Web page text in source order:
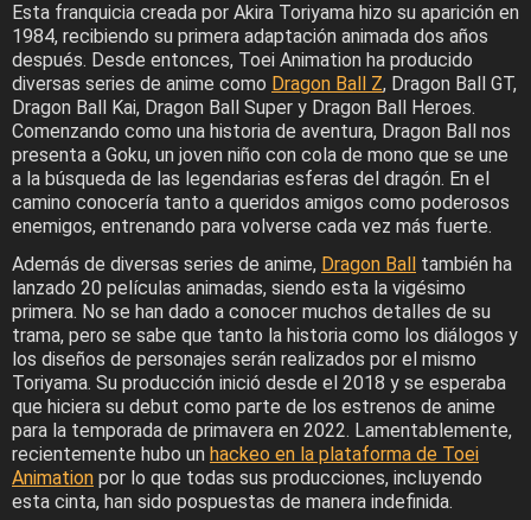
Esta franquicia creada por Akira Toriyama hizo su aparición en
1984, recibiendo su primera adaptación animada dos años
después. Desde entonces, Toei Animation ha producido
diversas series de anime como Dragon Ball Z, Dragon Ball GT,
Dragon Ball Kai, Dragon Ball Super y Dragon Ball Heroes.
Comenzando como una historia de aventura, Dragon Ball nos
presenta a Goku, un joven niño con cola de mono que se une
a la búsqueda de las legendarias esferas del dragón. En el
camino conocería tanto a queridos amigos como poderosos
enemigos, entrenando para volverse cada vez más fuerte.
Además de diversas series de anime, Dragon Ball
también ha
lanzado 20 películas animadas, siendo esta la vigésimo
primera. No se han dado a conocer muchos detalles de su
trama, pero se sabe que tanto la historia como los diálogos y
los diseños de personajes serán realizados por el mismo
Toriyama. Su producción inició desde el 2018 y se esperaba
que hiciera su debut como parte de los estrenos de anime
para la temporada de primavera en 2022. Lamentablemente,
recientemente hubo un hackeo en la plataforma de Toei
Animation por lo que todas sus producciones, incluyendo
esta cinta, han sido pospuestas de manera indefinida.